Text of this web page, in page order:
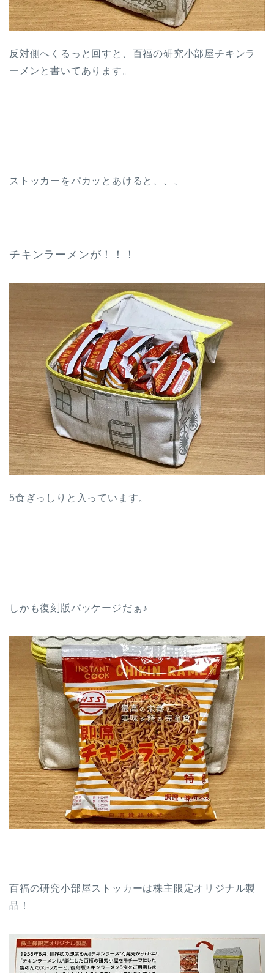
反対側へくるっと回すと、百福の研究小部屋チキンラ
ーメンと書いてあります。
ストッカーをパカッとあけると、、、
チキンラーメンが！！！
5食ぎっしりと入っています。
しかも復刻版パッケージだぁ♪
百福の研究小部屋ストッカーは株主限定オリジナル製
品！